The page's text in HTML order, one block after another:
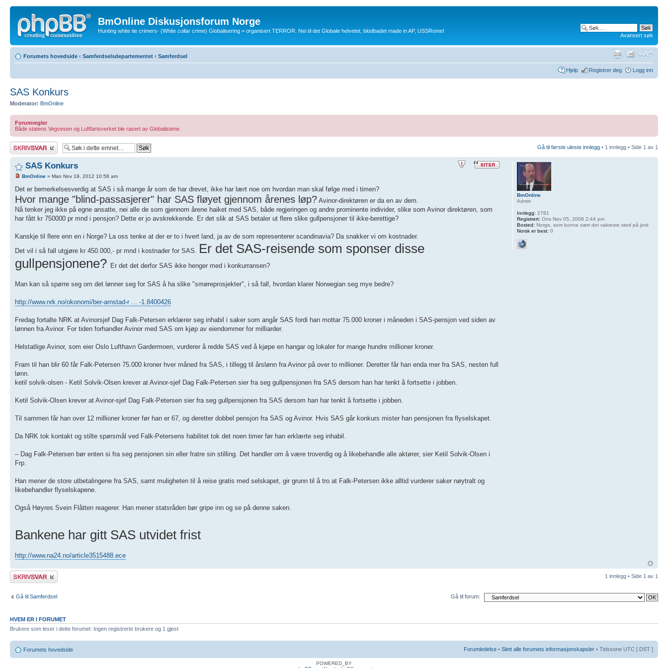
BmOnline Diskusjonsforum Norge
Hunting white tie crimers- (White collar crime) Globalisering = organisert TERROR. Nei til det Globale helvetet, blodbadet made in AP, USSRome!
Avansert søk
Forumets hovedside ‹ Samferdselsdepartementet ‹ Samferdsel
Hjelp Registrer deg Logg inn
SAS Konkurs
Moderator: BmOnline
Forumregler
Både statens Vegvesen og Luftfartsverket ble rasert av Globalistene.
Skriv et svar Gå til første uleste innlegg • 1 innlegg • Side 1 av 1
SAS Konkurs
BmOnline » Man Nov 19, 2012 10:58 am
Det er bemerkelsesverdig at SAS i så mange år som de har drevet, ikke har lært noe om hvordan man skal følge med i timen?
Hvor mange "blind-passasjerer" har SAS fløyet gjennom årenes løp? Avinor-direktøren er da en av dem.
Nå tenker jeg ikke på egne ansatte, nei alle de som gjennom årene haiket med SAS, både regjeringen og andre prominente individer, slike som Avinor direktøren, som
har fått kr 750000 pr mnd i pensjon? Dette er jo avskrekkende. Er det slik at SAS betaler ut flere slike gullpensjoner til ikke-berettige?
Kanskje til flere enn en i Norge? La oss tenke at der er to i hvert land, ja av de som representerer scandinavia? Da snakker vi om kostnader.
Det vil i så fall utgjøre kr 450.000,- pr mnd i kostnader for SAS. Er det SAS-reisende som sponser disse
gullpensjonene? Er det det derfor SAS ikke henger med i konkurransen?
Man kan så spørre seg om det lønner seg for SAS å ha slike "smøreprosjekter", i så fall, hvordan klarer Norwegian seg mye bedre?
http://www.nrk.no/okonomi/ber-arnstad-r ... -1.8400426
Fredag fortalte NRK at Avinorsjef Dag Falk-Petersen erklærer seg inhabil i saker som angår SAS fordi han mottar 75.000 kroner i måneden i SAS-pensjon ved siden av
lønnen fra Avinor. For tiden forhandler Avinor med SAS om kjøp av eiendommer for milliarder.
Helstatlige Avinor, som eier Oslo Lufthavn Gardermoen, vurderer å redde SAS ved å kjøpe en hangar og lokaler for mange hundre millioner kroner.
Fram til han blir 60 får Falk-Petersen 75.000 kroner hver måned fra SAS, i tillegg til årslønn fra Avinor på over to millioner. Deretter får han enda mer fra SAS, nesten full
lønn.
ketil solvik-olsen - Ketil Solvik-Olsen krever at Avinor-sjef Dag Falk-Petersen sier fra seg gullpensjonen fra SAS dersom han har tenkt å fortsette i jobben.
Ketil Solvik-Olsen krever at Avinor-sjef Dag Falk-Petersen sier fra seg gullpensjonen fra SAS dersom han har tenkt å fortsette i jobben.
Til sammen får han over 12 millioner kroner før han er 67, og deretter dobbel pensjon fra SAS og Avinor. Hvis SAS går konkurs mister han pensjonen fra flyselskapet.
Da NRK tok kontakt og stilte spørsmål ved Falk-Petersens habilitet tok det noen timer før han erklærte seg inhabil.
– Dag Falk-Petersen bør enten si fra seg pensjonen sin eller fratre sin stilling. Det handler om å være troverdig og å likebehandle alle aktører, sier Ketil Solvik-Olsen i
Frp.
Han mener de store utbetalingene fra SAS, samt muligheten til å reise gratis med selskapet, gir grunn til å tro at Falk-Petersen ikke alltid vurderer saker nøytralt og
likebehandler flyselskapene.
Også Høyres Svein Flåtten reagerer. Han mener statsråden bør gripe inn og se på denne saken.
Bankene har gitt SAS utvidet frist
http://www.na24.no/article3515488.ece
BmOnline
Admin
Innlegg: 2781
Registrert: Ons Nov 05, 2008 2:44 pm
Bosted: Norge, som kunne vært det vakreste sted på jord
Norsk er best: 0
Skriv et svar 1 innlegg • Side 1 av 1
Gå til Samferdsel Gå til forum:
HVEM ER I FORUMET
Brukere som leser i dette forumet: Ingen registrerte brukere og 1 gjest
Forumets hovedside Forumledelse • Slett alle forumets informasjonskapsler • Tidssone UTC [ DST ]
POWERED_BY